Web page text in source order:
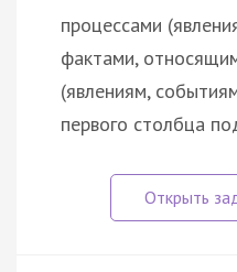
процессами
фактами,
(явлениям,
первого столбца